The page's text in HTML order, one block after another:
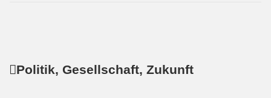
Politik, Gesellschaft, Zukunft